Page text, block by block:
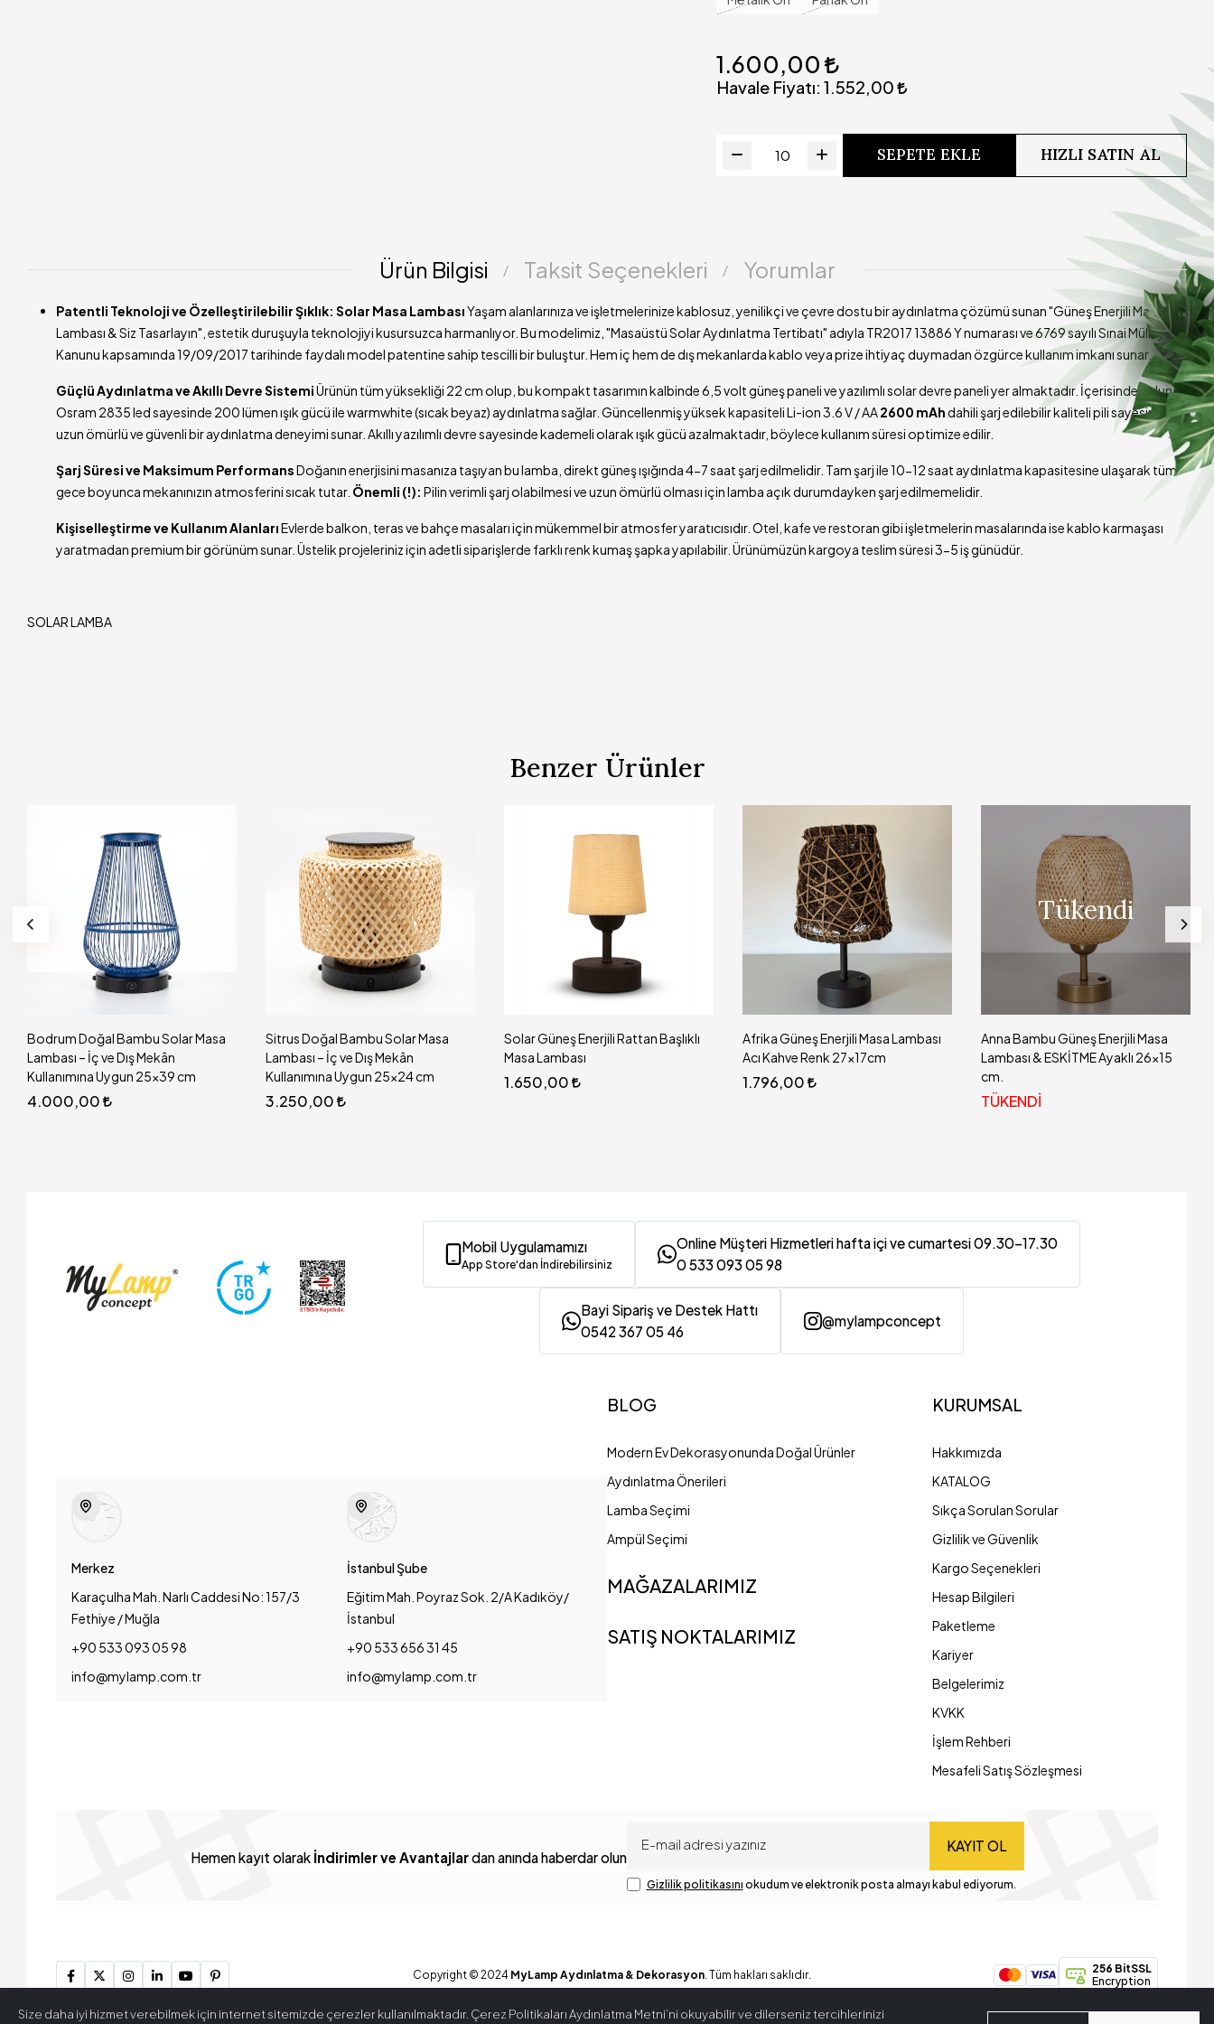
Süresi
Kullanım Uyarısı
(!)
Lamba açık durumdayken şarj edilmemelidir.
1.600,00
Havale Fiyatı: 1.552,00
SEPETE EKLE HIZLI SATIN AL
Ürün Bilgisi Taksit Seçenekleri Yorumlar
Patentli Teknoloji ve Özelleştirilebilir Şıklık: Solar Masa LambasıYaşam alanlarınıza ve işletmelerinize kablosuz, yenilikçi ve çevre dostu bir aydınlatma çözümü sunan "Güneş Enerjili Masa
Lambası & Siz Tasarlayın", estetik duruşuyla teknolojiyi kusursuzca harmanlıyor. Bu modelimiz, "Masaüstü Solar Aydınlatma Tertibatı" adıyla TR2017 13886 Y numarası ve 6769 sayılı Sınai Mülkiyet
Kanunu kapsamında 19/09/2017 tarihinde faydalı model patentine sahip tescilli bir buluştur. Hem iç hem de dış mekanlarda kablo veya prize ihtiyaç duymadan özgürce kullanım imkanı sunar.
Güçlü Aydınlatma ve Akıllı Devre SistemiÜrünün tüm yüksekliği 22 cm olup, bu kompakt tasarımın kalbinde 6,5 volt güneş paneli ve yazılımlı solar devre paneli yer almaktadır. İçerisinde bulunan
Osram 2835 led sayesinde 200 lümen ışık gücü ile warmwhite (sıcak beyaz) aydınlatma sağlar. Güncellenmiş yüksek kapasiteli Li-ion 3.6 V / AA2600 mAhdahili şarj edilebilir kaliteli pili sayesinde
uzun ömürlü ve güvenli bir aydınlatma deneyimi sunar. Akıllı yazılımlı devre sayesinde kademeli olarak ışık gücü azalmaktadır, böylece kullanım süresi optimize edilir.
Şarj Süresi ve Maksimum PerformansDoğanın enerjisini masanıza taşıyan bu lamba, direkt güneş ışığında 4-7 saat şarj edilmelidir. Tam şarj ile 10-12 saat aydınlatma kapasitesine ulaşarak tüm
gece boyunca mekanınızın atmosferini sıcak tutar. Önemli (!): Pilin verimli şarj olabilmesi ve uzun ömürlü olması için lamba açık durumdayken şarj edilmemelidir.
Kişiselleştirme ve Kullanım AlanlarıEvlerde balkon, teras ve bahçe masaları için mükemmel bir atmosfer yaratıcısıdır. Otel, kafe ve restoran gibi işletmelerin masalarında ise kablo karmaşası
yaratmadan premium bir görünüm sunar. Üstelik projeleriniz için adetli siparişlerde farklı renk kumaş şapka yapılabilir. Ürünümüzün kargoya teslim süresi 3-5 iş günüdür.
SOLAR LAMBA
Benzer Ürünler
Bodrum Doğal Bambu Solar Masa
Lambası – İç ve Dış Mekân
Kullanımına Uygun 25x39 cm
4.000,00
Sitrus Doğal Bambu Solar Masa
Lambası – İç ve Dış Mekân
Kullanımına Uygun 25x24 cm
3.250,00
Solar Güneş Enerjili Rattan Başlıklı
Masa Lambası
1.650,00
Afrika Güneş Enerjili Masa Lambası
Acı Kahve Renk 27x17cm
1.796,00
Tükendi
Anna Bambu Güneş Enerjili Masa
Lambası & ESKİTME Ayaklı 26x15
cm.
TÜKENDİ
Mobil Uygulamamızı
App Store'dan İndirebilirsiniz
Online Müşteri Hizmetleri hafta içi ve cumartesi 09.30-17.30
0 533 093 05 98
Bayi Sipariş ve Destek Hattı
0542 367 05 46
@mylampconcept
Merkez
Karaçulha Mah. Narlı Caddesi No: 157/3
Fethiye / Muğla
+90 533 093 05 98
info@mylamp.com.tr
İstanbul Şube
Eğitim Mah. Poyraz Sok. 2/A Kadıköy/
İstanbul
+90 533 656 31 45
info@mylamp.com.tr
BLOG
Modern Ev Dekorasyonunda Doğal Ürünler
Aydınlatma Önerileri
Lamba Seçimi
Ampül Seçimi
MAĞAZALARIMIZ
SATIŞ NOKTALARIMIZ
KURUMSAL
Hakkımızda
KATALOG
Sıkça Sorulan Sorular
Gizlilik ve Güvenlik
Kargo Seçenekleri
Hesap Bilgileri
Paketleme
Kariyer
Belgelerimiz
KVKK
İşlem Rehberi
Mesafeli Satış Sözleşmesi
Hemen kayıt olarak İndirimler ve Avantajlardan anında haberdar olun
KAYIT OL
Gizlilik politikasını okudum ve elektronik posta almayı kabul ediyorum.
Copyright © 2024 MyLamp Aydınlatma & Dekorasyon. Tüm hakları saklıdır.
256 BitSSL
Encryption
Size daha iyi hizmet verebilmek için internet sitemizde çerezler kullanılmaktadır. Çerez Politikaları Aydınlatma Metni’ni okuyabilir ve dilerseniz tercihlerinizi